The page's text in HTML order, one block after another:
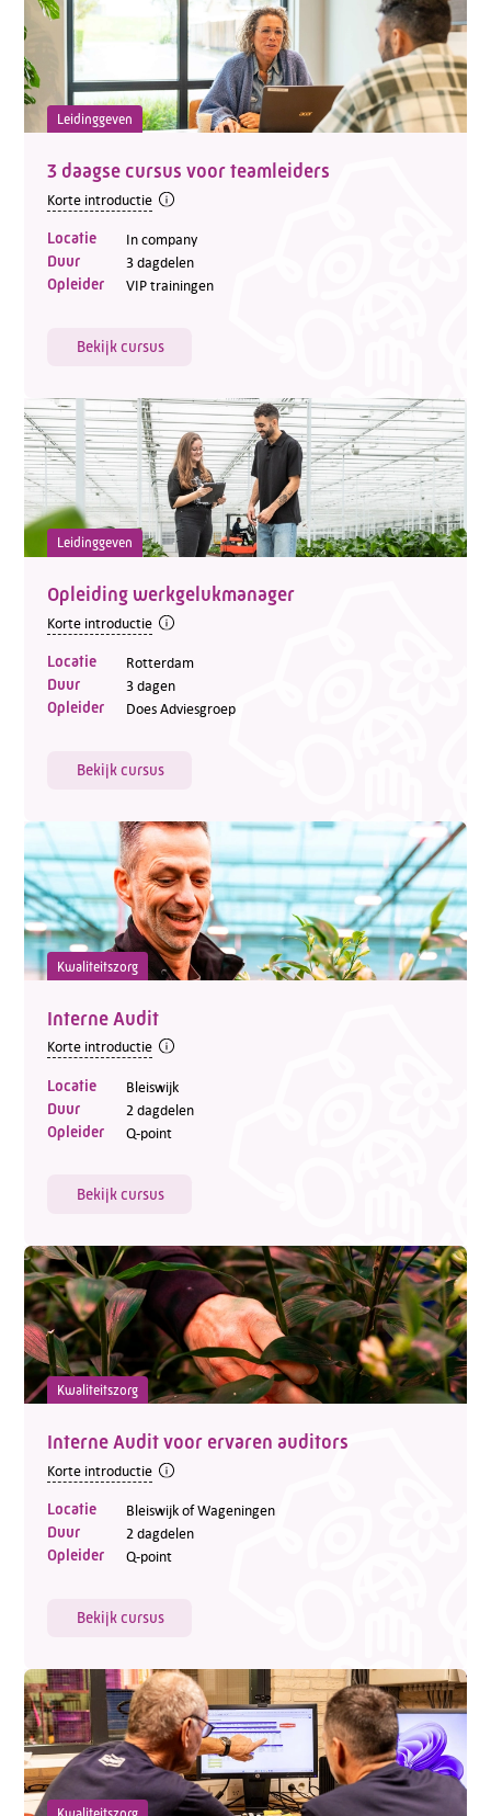
Leidinggeven
3 daagse cursus voor teamleiders
Korte introductie
Locatie In company
Duur 3 dagdelen
Opleider VIP trainingen
Bekijk cursus
Leidinggeven
Opleiding werkgelukmanager
Korte introductie
Locatie Rotterdam
Duur 3 dagen
Opleider Does Adviesgroep
Bekijk cursus
Kwaliteitszorg
Interne Audit
Korte introductie
Locatie Bleiswijk
Duur 2 dagdelen
Opleider Q-point
Bekijk cursus
Kwaliteitszorg
Interne Audit voor ervaren auditors
Korte introductie
Locatie Bleiswijk of Wageningen
Duur 2 dagdelen
Opleider Q-point
Bekijk cursus